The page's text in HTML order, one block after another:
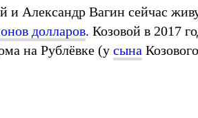
Александр Вагин сейчас
долларов​​​​​​​. Козовой в 2017
на Рублёвке (у сына